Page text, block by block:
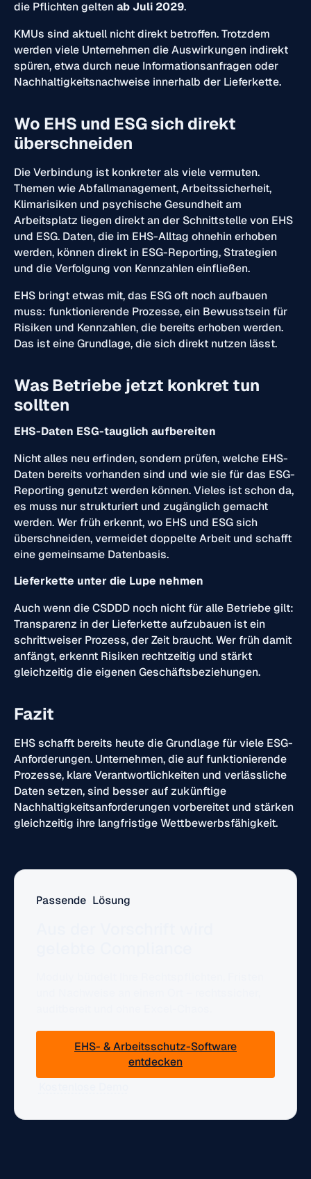
die Pflichten geltenab Juli 2029.
KMUs sind aktuell nicht direkt betroffen. Trotzdem
werden viele Unternehmen die Auswirkungen indirekt
spüren, etwa durch neue Informationsanfragen oder
Nachhaltigkeitsnachweise innerhalb der Lieferkette.
Wo EHS und ESG sich direkt
überschneiden
Die Verbindung ist konkreter als viele vermuten.
Themen wie Abfallmanagement, Arbeitssicherheit,
Klimarisiken und psychische Gesundheit am
Arbeitsplatz liegen direkt an der Schnittstelle von EHS
und ESG. Daten, die im EHS-Alltag ohnehin erhoben
werden, können direkt in ESG-Reporting, Strategien
und die Verfolgung von Kennzahlen einfließen.
EHS bringt etwas mit, das ESG oft noch aufbauen
muss: funktionierende Prozesse, ein Bewusstsein für
Risiken und Kennzahlen, die bereits erhoben werden.
Das ist eine Grundlage, die sich direkt nutzen lässt.
Was Betriebe jetzt konkret tun
sollten
EHS-Daten ESG-tauglich aufbereiten
Nicht alles neu erfinden, sondern prüfen, welche EHS-
Daten bereits vorhanden sind und wie sie für das ESG-
Reporting genutzt werden können. Vieles ist schon da,
es muss nur strukturiert und zugänglich gemacht
werden. Wer früh erkennt, wo EHS und ESG sich
überschneiden, vermeidet doppelte Arbeit und schafft
eine gemeinsame Datenbasis.
Lieferkette unter die Lupe nehmen
Auch wenn die CSDDD noch nicht für alle Betriebe gilt:
Transparenz in der Lieferkette aufzubauen ist ein
schrittweiser Prozess, der Zeit braucht. Wer früh damit
anfängt, erkennt Risiken rechtzeitig und stärkt
gleichzeitig die eigenen Geschäftsbeziehungen.
Fazit
EHS schafft bereits heute die Grundlage für viele ESG-
Anforderungen. Unternehmen, die auf funktionierende
Prozesse, klare Verantwortlichkeiten und verlässliche
Daten setzen, sind besser auf zukünftige
Nachhaltigkeitsanforderungen vorbereitet und stärken
gleichzeitig ihre langfristige Wettbewerbsfähigkeit.
Passende Lösung
EHS- & Arbeitsschutz-Software
entdecken